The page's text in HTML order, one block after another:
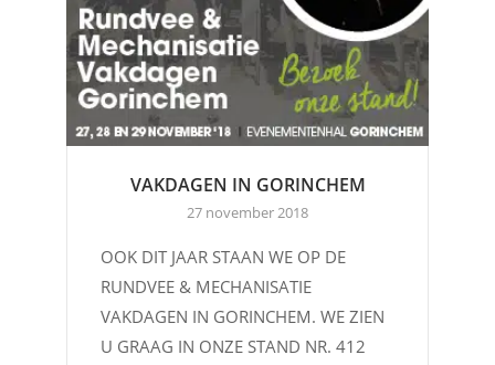
VAKDAGEN IN GORINCHEM
27 november 2018
OOK DIT JAAR STAAN WE OP DE
RUNDVEE & MECHANISATIE
VAKDAGEN IN GORINCHEM. WE ZIEN
U GRAAG IN ONZE STAND NR. 412